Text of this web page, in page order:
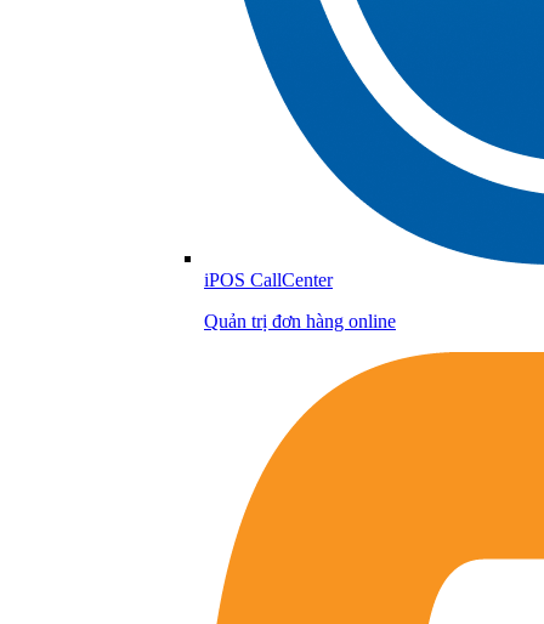
iPOS CallCenter
Quản trị đơn hàng online